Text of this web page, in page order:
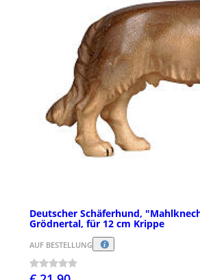
Deutscher Schäferhund,
Grödnertal, für 12 cm Krippe
AUF BESTELLUNG